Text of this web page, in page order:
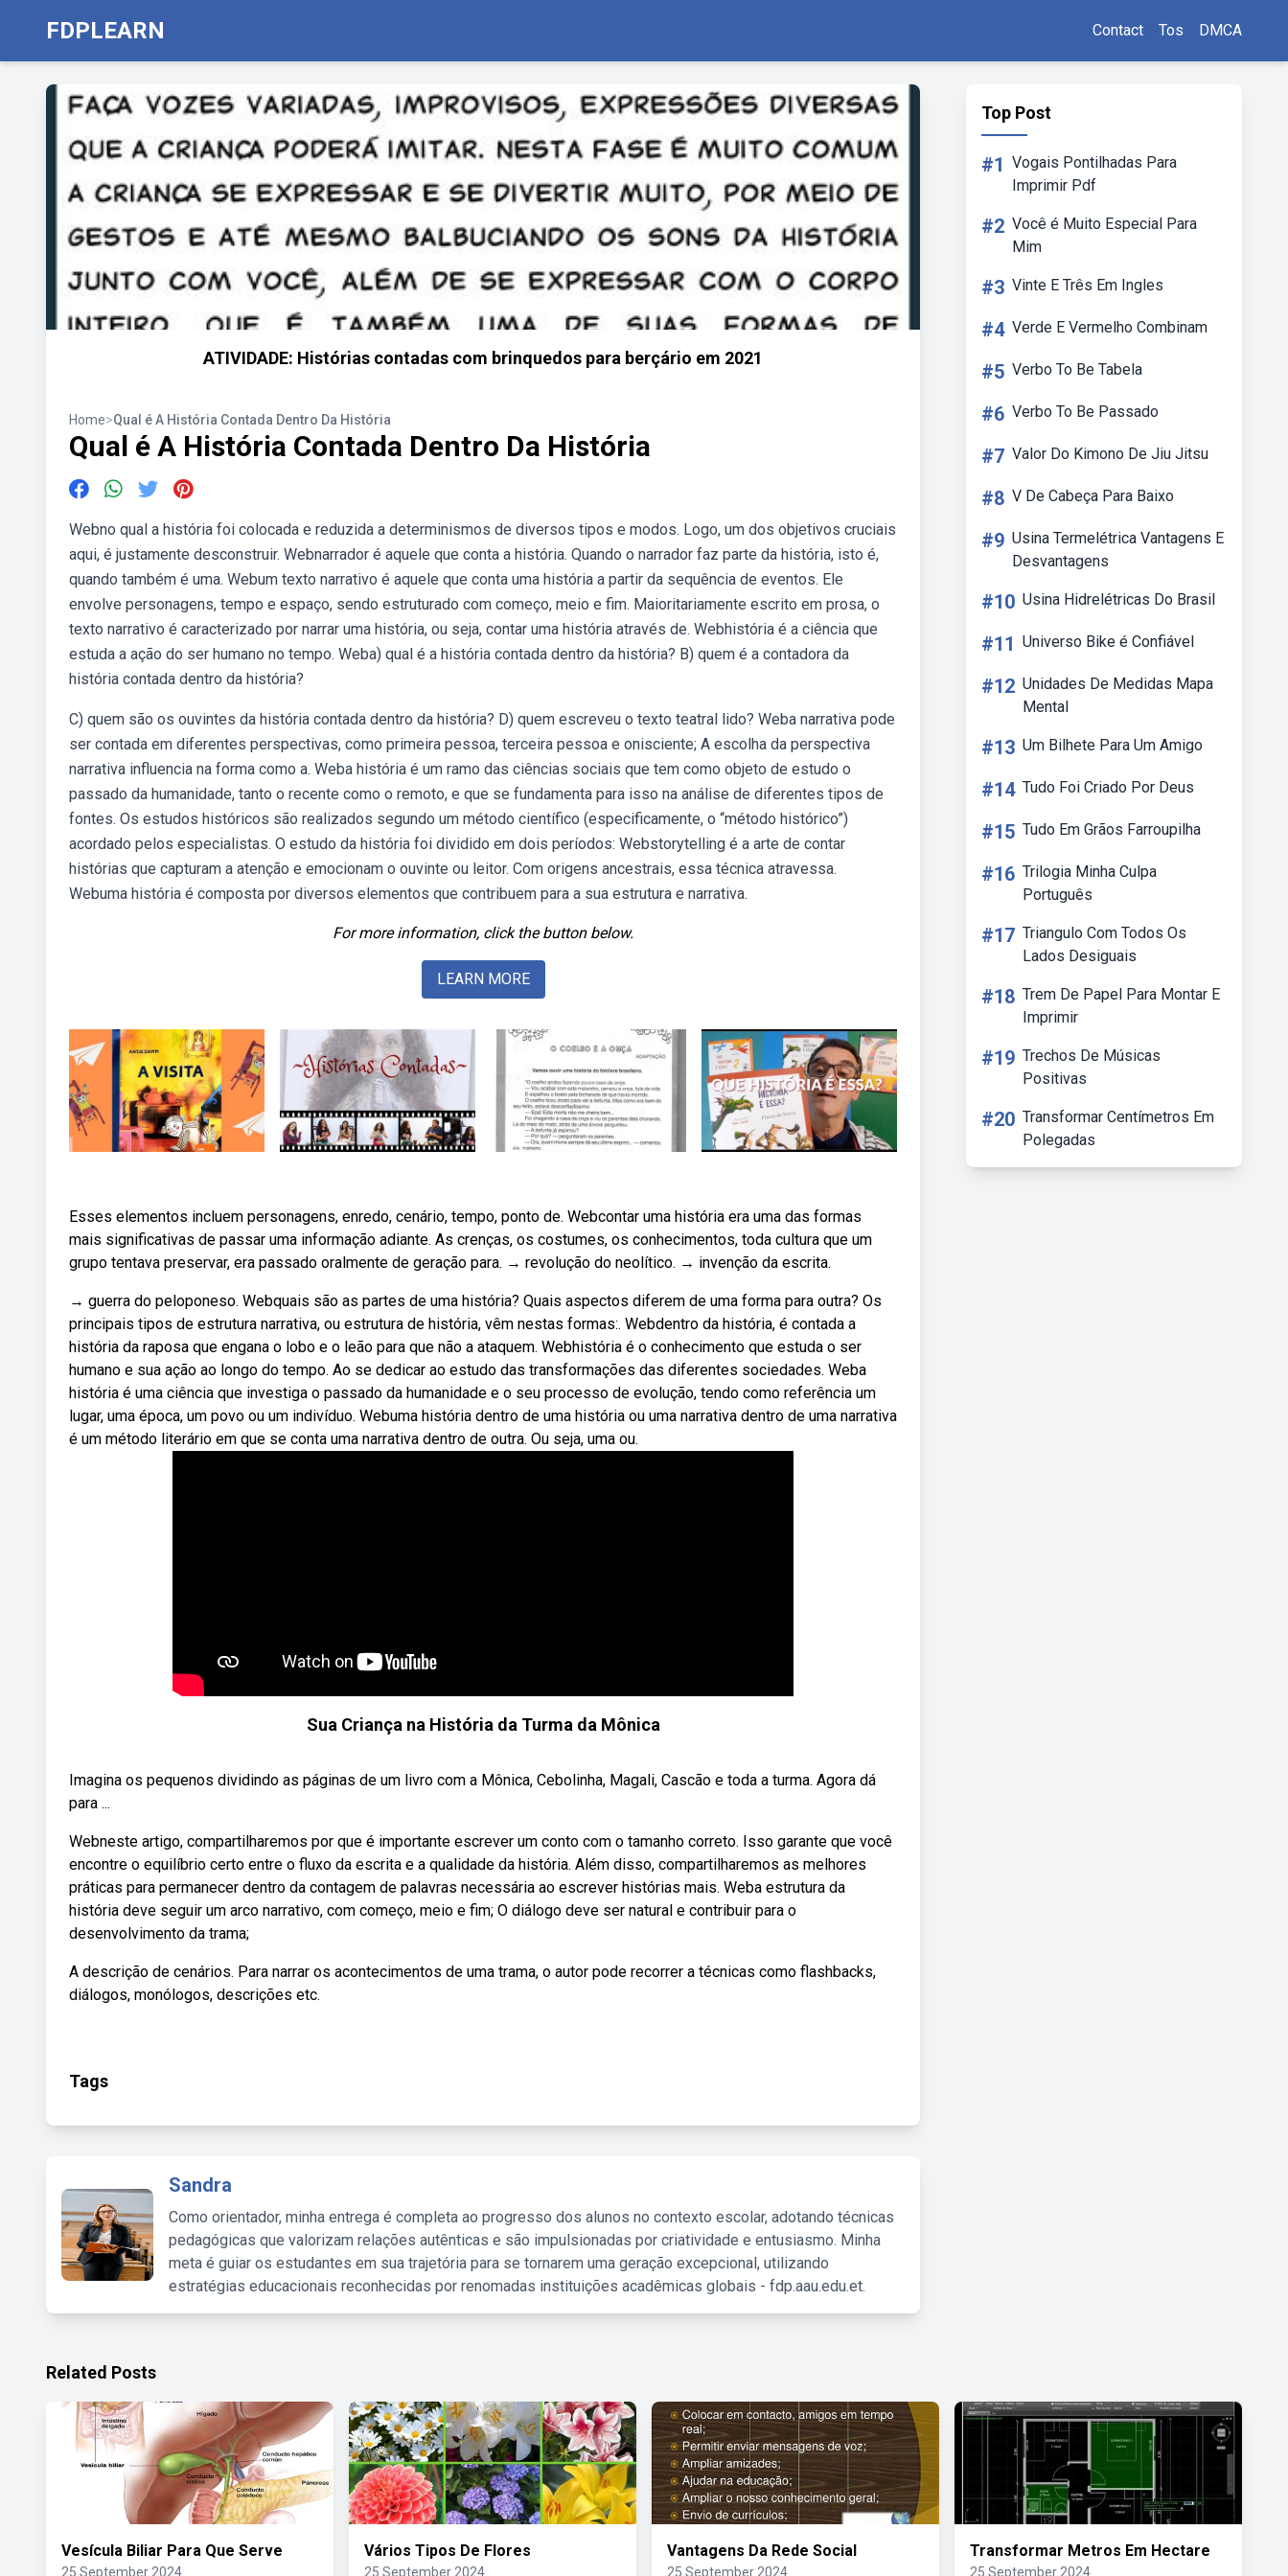
FDPLEARN Contact Tos DMCA
ATIVIDADE: Histórias contadas com brinquedos para berçário em 2021
Home>Qual é A História Contada Dentro Da História
Qual é A História Contada Dentro Da História
Webno qual a história foi colocada e reduzida a determinismos de diversos tipos e modos. Logo, um dos objetivos cruciais
aqui, é justamente desconstruir. Webnarrador é aquele que conta a história. Quando o narrador faz parte da história, isto é,
quando também é uma. Webum texto narrativo é aquele que conta uma história a partir da sequência de eventos. Ele
envolve personagens, tempo e espaço, sendo estruturado com começo, meio e fim. Maioritariamente escrito em prosa, o
texto narrativo é caracterizado por narrar uma história, ou seja, contar uma história através de. Webhistória é a ciência que
estuda a ação do ser humano no tempo. Weba) qual é a história contada dentro da história? B) quem é a contadora da
história contada dentro da história?
C) quem são os ouvintes da história contada dentro da história? D) quem escreveu o texto teatral lido? Weba narrativa pode
ser contada em diferentes perspectivas, como primeira pessoa, terceira pessoa e onisciente; A escolha da perspectiva
narrativa influencia na forma como a. Weba história é um ramo das ciências sociais que tem como objeto de estudo o
passado da humanidade, tanto o recente como o remoto, e que se fundamenta para isso na análise de diferentes tipos de
fontes. Os estudos históricos são realizados segundo um método científico (especificamente, o “método histórico”)
acordado pelos especialistas. O estudo da história foi dividido em dois períodos: Webstorytelling é a arte de contar
histórias que capturam a atenção e emocionam o ouvinte ou leitor. Com origens ancestrais, essa técnica atravessa.
Webuma história é composta por diversos elementos que contribuem para a sua estrutura e narrativa.
For more information, click the button below.
LEARN MORE
Esses elementos incluem personagens, enredo, cenário, tempo, ponto de. Webcontar uma história era uma das formas
mais significativas de passar uma informação adiante. As crenças, os costumes, os conhecimentos, toda cultura que um
grupo tentava preservar, era passado oralmente de geração para. → revolução do neolítico. → invenção da escrita.
→ guerra do peloponeso. Webquais são as partes de uma história? Quais aspectos diferem de uma forma para outra? Os
principais tipos de estrutura narrativa, ou estrutura de história, vêm nestas formas:. Webdentro da história, é contada a
história da raposa que engana o lobo e o leão para que não a ataquem. Webhistória é o conhecimento que estuda o ser
humano e sua ação ao longo do tempo. Ao se dedicar ao estudo das transformações das diferentes sociedades. Weba
história é uma ciência que investiga o passado da humanidade e o seu processo de evolução, tendo como referência um
lugar, uma época, um povo ou um indivíduo. Webuma história dentro de uma história ou uma narrativa dentro de uma narrativa
é um método literário em que se conta uma narrativa dentro de outra. Ou seja, uma ou.
Sua Criança na História da Turma da Mônica
Imagina os pequenos dividindo as páginas de um livro com a Mônica, Cebolinha, Magali, Cascão e toda a turma. Agora dá
para ...
Webneste artigo, compartilharemos por que é importante escrever um conto com o tamanho correto. Isso garante que você
encontre o equilíbrio certo entre o fluxo da escrita e a qualidade da história. Além disso, compartilharemos as melhores
práticas para permanecer dentro da contagem de palavras necessária ao escrever histórias mais. Weba estrutura da
história deve seguir um arco narrativo, com começo, meio e fim; O diálogo deve ser natural e contribuir para o
desenvolvimento da trama;
A descrição de cenários. Para narrar os acontecimentos de uma trama, o autor pode recorrer a técnicas como flashbacks,
diálogos, monólogos, descrições etc.
Tags
Sandra
Como orientador, minha entrega é completa ao progresso dos alunos no contexto escolar, adotando técnicas
pedagógicas que valorizam relações autênticas e são impulsionadas por criatividade e entusiasmo. Minha
meta é guiar os estudantes em sua trajetória para se tornarem uma geração excepcional, utilizando
estratégias educacionais reconhecidas por renomadas instituições acadêmicas globais - fdp.aau.edu.et.
Top Post
#1 Vogais Pontilhadas Para
Imprimir Pdf
#2 Você é Muito Especial Para
Mim
#3 Vinte E Três Em Ingles
#4 Verde E Vermelho Combinam
#5 Verbo To Be Tabela
#6 Verbo To Be Passado
#7 Valor Do Kimono De Jiu Jitsu
#8 V De Cabeça Para Baixo
#9 Usina Termelétrica Vantagens E
Desvantagens
#10 Usina Hidrelétricas Do Brasil
#11 Universo Bike é Confiável
#12 Unidades De Medidas Mapa
Mental
#13 Um Bilhete Para Um Amigo
#14 Tudo Foi Criado Por Deus
#15 Tudo Em Grãos Farroupilha
#16 Trilogia Minha Culpa
Português
#17 Triangulo Com Todos Os
Lados Desiguais
#18 Trem De Papel Para Montar E
Imprimir
#19 Trechos De Músicas
Positivas
#20 Transformar Centímetros Em
Polegadas
Related Posts
Vesícula Biliar Para Que Serve
25 September 2024
Vários Tipos De Flores
25 September 2024
Vantagens Da Rede Social
25 September 2024
Transformar Metros Em Hectare
25 September 2024